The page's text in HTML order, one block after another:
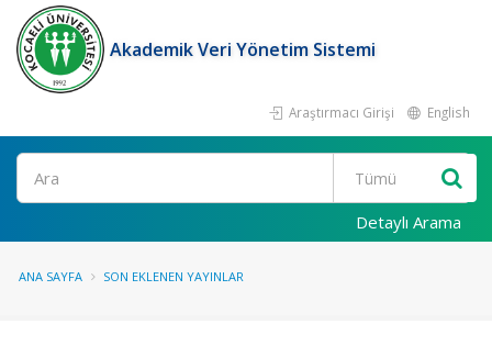
Akademik Veri Yönetim Sistemi
Araştırmacı Girişi English
Ara
Detaylı Arama
ANA SAYFA SON EKLENEN YAYINLAR